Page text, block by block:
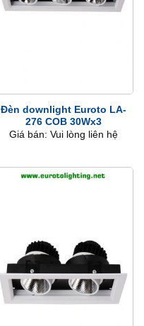
Đèn downlight Euroto LA-
276 COB 30Wx3
Giá bán: Vui lòng liên hệ